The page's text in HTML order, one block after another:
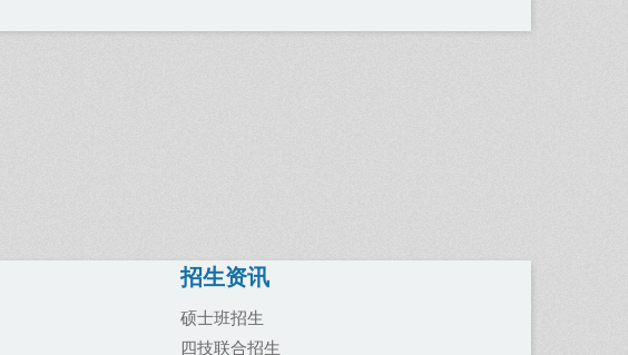
招生资讯
硕士班招生
四技联合招生